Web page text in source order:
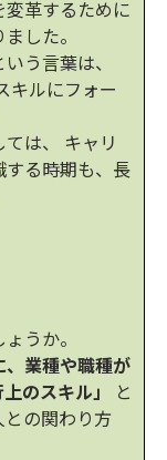
革するために
した。
う言葉は、
キルにフォー
は、 キャリ
る時期も、長
うか。
、業種や職種が
のスキル」
と
の関わり方